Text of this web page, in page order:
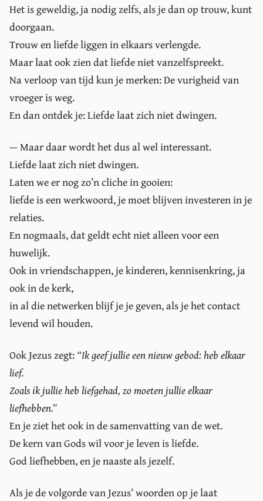
Het is geweldig, ja nodig zelfs, als je dan op trouw, kunt
doorgaan.
Trouw en liefde liggen in elkaars verlengde.
Maar laat ook zien dat liefde niet vanzelfspreekt.
Na verloop van tijd kun je merken: De vurigheid van
vroeger is weg.
En dan ontdek je: Liefde laat zich niet dwingen.
— Maar daar wordt het dus al wel interessant.
Liefde laat zich niet dwingen.
Laten we er nog zo’n cliche in gooien:
liefde is een werkwoord, je moet blijven investeren in je
relaties.
En nogmaals, dat geldt echt niet alleen voor een
huwelijk.
Ook in vriendschappen, je kinderen, kennisenkring, ja
ook in de kerk,
in al die netwerken blijf je je geven, als je het contact
levend wil houden.
Ook Jezus zegt: Ik geef jullie een nieuw gebod: heb elkaar
lief.
Zoals ik jullie heb liefgehad, zo moeten jullie elkaar
liefhebben.
En je ziet het ook in de samenvatting van de wet.
De kern van Gods wil voor je leven is liefde.
God liefhebben, en je naaste als jezelf.
Als je de volgorde van Jezus’ woorden op je laat